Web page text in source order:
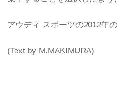
アウディ スポーツの2012年
(Text by M.MAKIMURA)